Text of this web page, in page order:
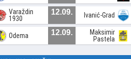
Varaždin
1930
12.09. Ivanić-Grad
Odema 12.09.
Maksimir
Pastela